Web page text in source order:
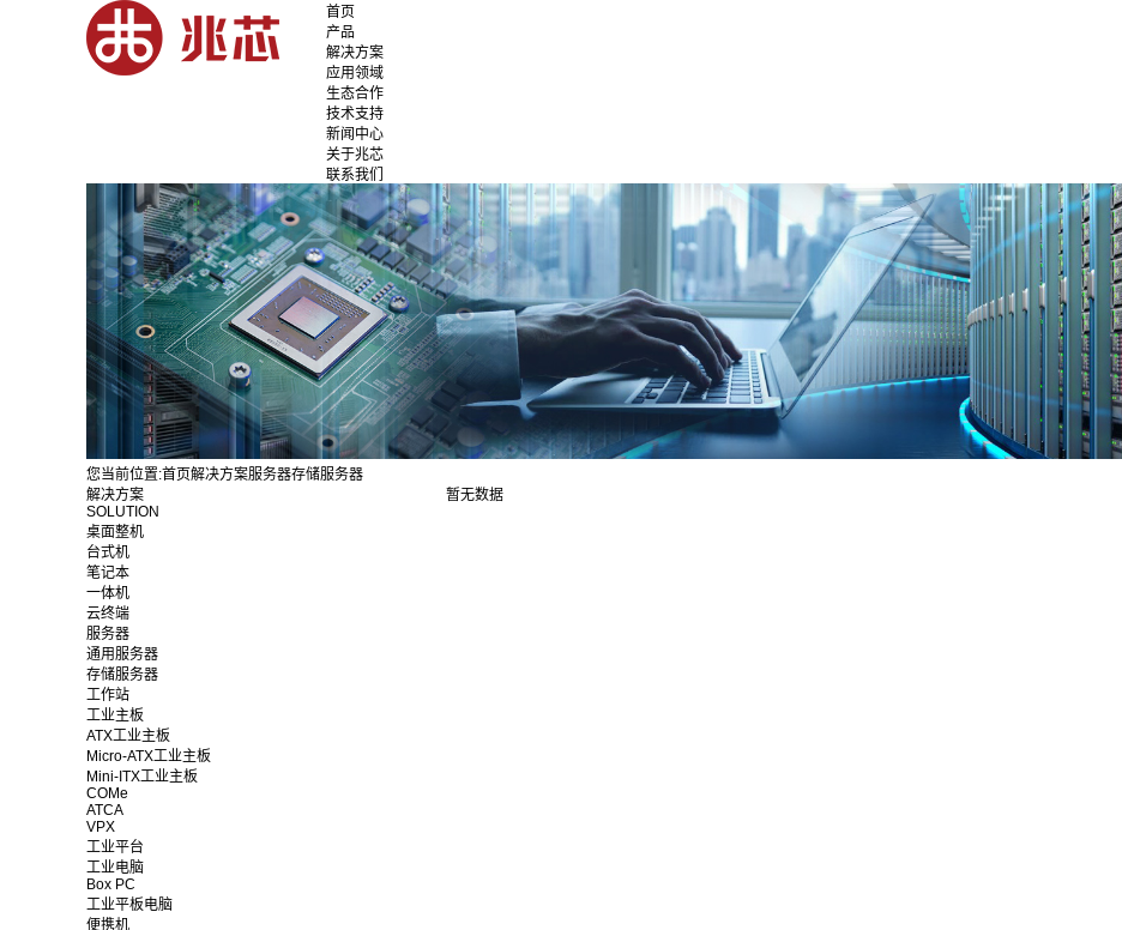
首页
产品
解决方案
应用领域
生态合作
技术支持
新闻中心
关于兆芯
联系我们
您当前位置:首页解决方案服务器存储服务器
解决方案
SOLUTION
桌面整机
台式机
笔记本
一体机
云终端
服务器
通用服务器
存储服务器
工作站
工业主板
ATX工业主板
Micro-ATX工业主板
Mini-ITX工业主板
COMe
ATCA
VPX
工业平台
工业电脑
Box PC
工业平板电脑
便携机
暂无数据